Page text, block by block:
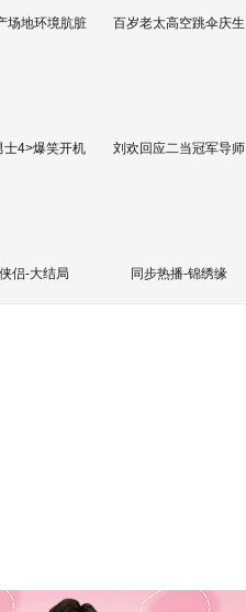
场地环境肮脏 百岁老太高空跳伞庆生
士4>爆笑开机 刘欢回应二当冠军导师
侣-大结局 同步热播-锦绣缘